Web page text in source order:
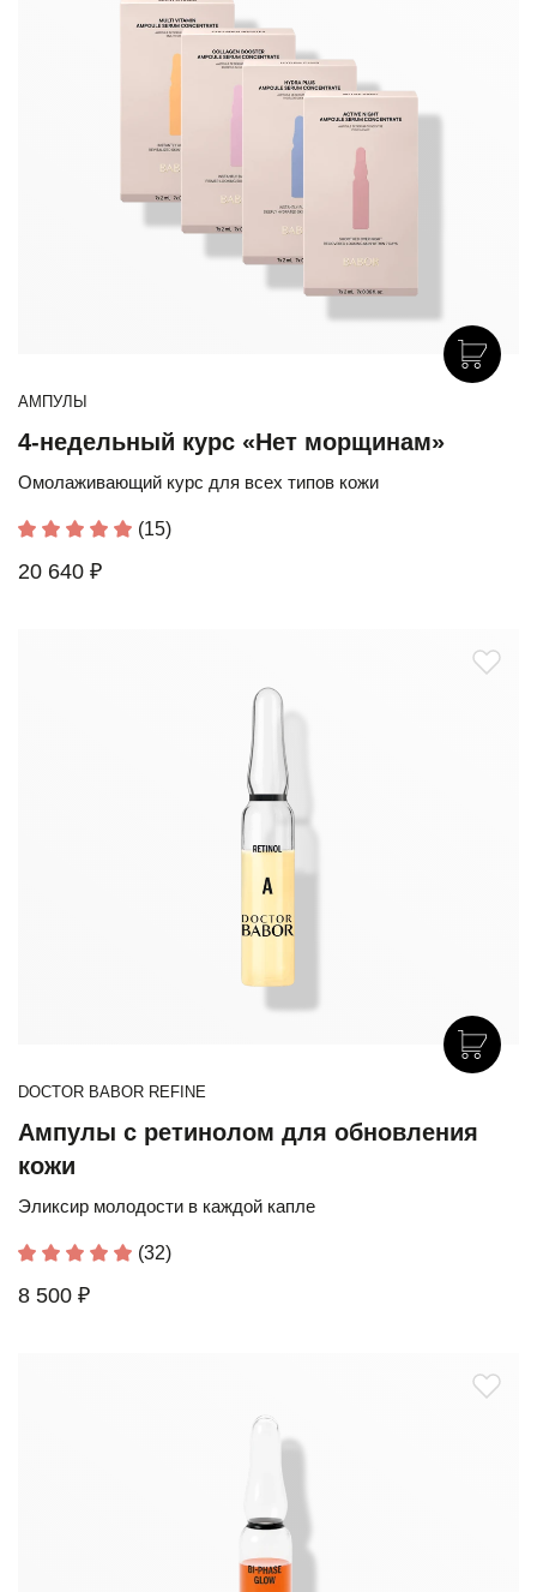
АМПУЛЫ
4-недельный курс «Нет морщинам»
Омолаживающий курс для всех типов кожи
(15)
20 640 ₽
DOCTOR BABOR REFINE
Ампулы с ретинолом для обновления
кожи
Эликсир молодости в каждой капле
(32)
8 500 ₽